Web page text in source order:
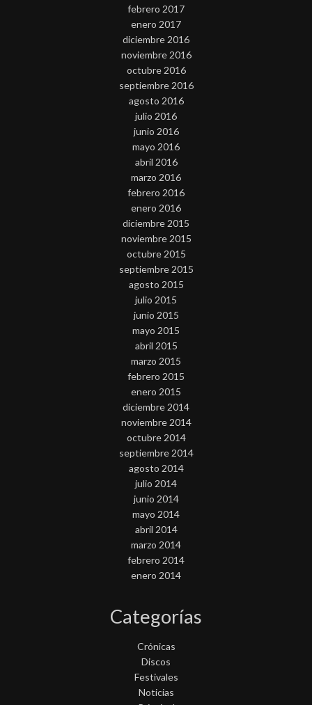
febrero 2017
enero 2017
diciembre 2016
noviembre 2016
octubre 2016
septiembre 2016
agosto 2016
julio 2016
junio 2016
mayo 2016
abril 2016
marzo 2016
febrero 2016
enero 2016
diciembre 2015
noviembre 2015
octubre 2015
septiembre 2015
agosto 2015
julio 2015
junio 2015
mayo 2015
abril 2015
marzo 2015
febrero 2015
enero 2015
diciembre 2014
noviembre 2014
octubre 2014
septiembre 2014
agosto 2014
julio 2014
junio 2014
mayo 2014
abril 2014
marzo 2014
febrero 2014
enero 2014
Categorías
Crónicas
Discos
Festivales
Noticias